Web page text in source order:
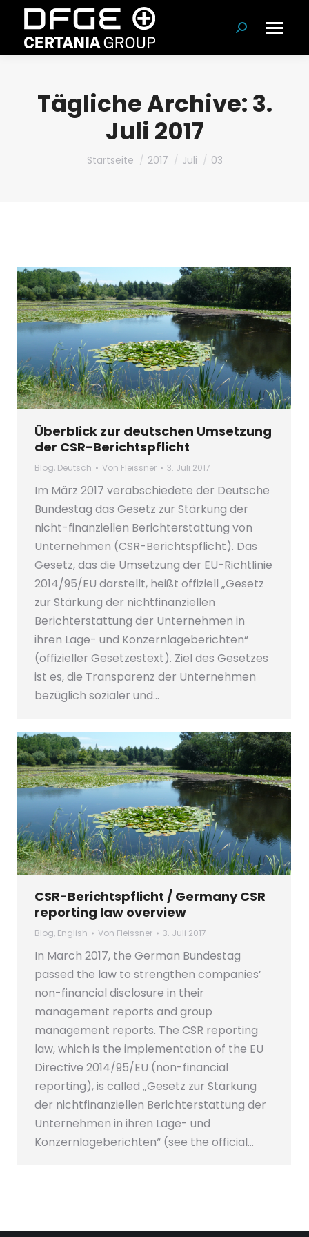
Suchen:
Tägliche Archive:3.
Juli 2017
Du bist hier:
Startseite 2017 Juli 03
Überblick zur deutschen Umsetzung
der CSR-Berichtspflicht
Blog, Deutsch Von Fleissner 3. Juli 2017
Im März 2017 verabschiedete der Deutsche
Bundestag das Gesetz zur Stärkung der
nicht-finanziellen Berichterstattung von
Unternehmen (CSR-Berichtspflicht). Das
Gesetz, das die Umsetzung der EU-Richtlinie
2014/95/EU darstellt, heißt offiziell „Gesetz
zur Stärkung der nichtfinanziellen
Berichterstattung der Unternehmen in
ihren Lage- und Konzernlageberichten“
(offizieller Gesetzestext). Ziel des Gesetzes
ist es, die Transparenz der Unternehmen
bezüglich sozialer und…
CSR-Berichtspflicht / Germany CSR
reporting law overview
Blog, English Von Fleissner 3. Juli 2017
In March 2017, the German Bundestag
passed the law to strengthen companies’
non-financial disclosure in their
management reports and group
management reports. The CSR reporting
law, which is the implementation of the EU
Directive 2014/95/EU (non-financial
reporting), is called „Gesetz zur Stärkung
der nichtfinanziellen Berichterstattung der
Unternehmen in ihren Lage- und
Konzernlageberichten“ (see the official…